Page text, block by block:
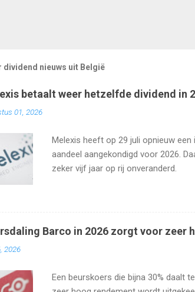
dividend nieuws uit België
betaalt weer hetzelfde dividend in
01, 2026
Melexis heeft op 29 juli opnieuw
aandeel aangekondigd voor 2026.
zeker vijf jaar op rij onveranderd.
Barco in 2026 zorgt voor zeer
2026
Een beurskoers die bijna 30% daalt